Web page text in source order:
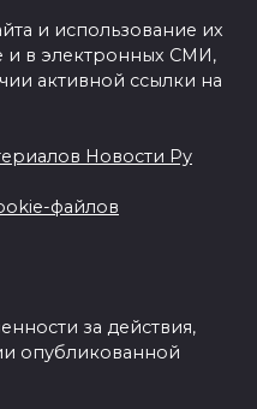
и использование их
и в электронных СМИ,
активной ссылки на
Новости Ру
файлов
за действия,
опубликованной